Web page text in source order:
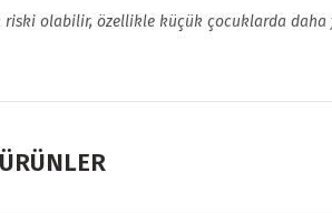
riski olabilir, özellikle küçük çocuklarda